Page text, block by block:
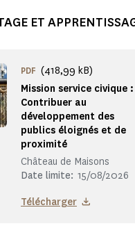
ET
Mission service civique :
Contribuer au
développement des
publics éloignés et de
proximité
PDF (418,99 kB)
Château de Maisons
Date limite: 15/08/2026
Télécharger